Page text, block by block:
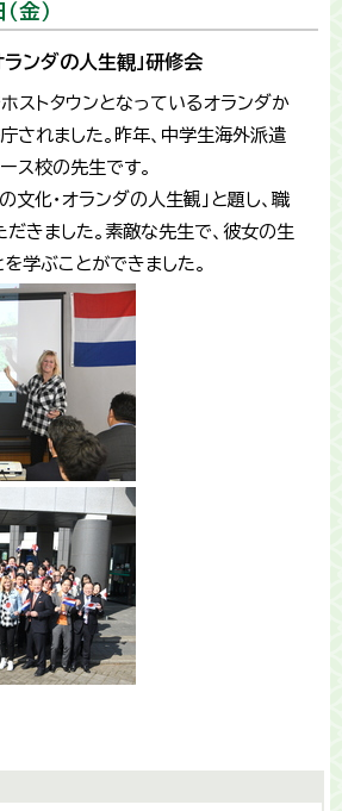
金）
ランダの人生観」研修会
ストタウンとなっているオランダか
されました。昨年、中学生海外派遣
ス校の先生です。
文化・オランダの人生観」と題し、職
きました。素敵な先生で、彼女の生
学ぶことができました。